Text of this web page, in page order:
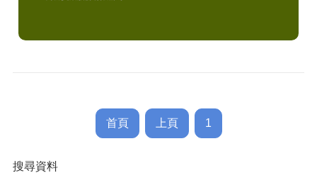
首頁 上頁 1
搜尋資料